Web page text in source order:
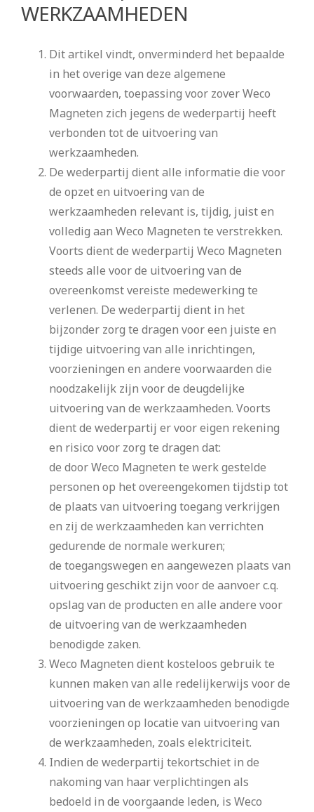
WERKZAAMHEDEN
Dit artikel vindt, onverminderd het bepaalde
in het overige van deze algemene
voorwaarden, toepassing voor zover Weco
Magneten zich jegens de wederpartij heeft
verbonden tot de uitvoering van
werkzaamheden.
De wederpartij dient alle informatie die voor
de opzet en uitvoering van de
werkzaamheden relevant is, tijdig, juist en
volledig aan Weco Magneten te verstrekken.
Voorts dient de wederpartij Weco Magneten
steeds alle voor de uitvoering van de
overeenkomst vereiste medewerking te
verlenen. De wederpartij dient in het
bijzonder zorg te dragen voor een juiste en
tijdige uitvoering van alle inrichtingen,
voorzieningen en andere voorwaarden die
noodzakelijk zijn voor de deugdelijke
uitvoering van de werkzaamheden. Voorts
dient de wederpartij er voor eigen rekening
en risico voor zorg te dragen dat:
de door Weco Magneten te werk gestelde
personen op het overeengekomen tijdstip tot
de plaats van uitvoering toegang verkrijgen
en zij de werkzaamheden kan verrichten
gedurende de normale werkuren;
de toegangswegen en aangewezen plaats van
uitvoering geschikt zijn voor de aanvoer c.q.
opslag van de producten en alle andere voor
de uitvoering van de werkzaamheden
benodigde zaken.
Weco Magneten dient kosteloos gebruik te
kunnen maken van alle redelijkerwijs voor de
uitvoering van de werkzaamheden benodigde
voorzieningen op locatie van uitvoering van
de werkzaamheden, zoals elektriciteit.
Indien de wederpartij tekortschiet in de
nakoming van haar verplichtingen als
bedoeld in de voorgaande leden, is Weco